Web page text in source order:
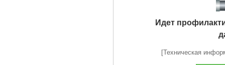
Идет
[Техническая